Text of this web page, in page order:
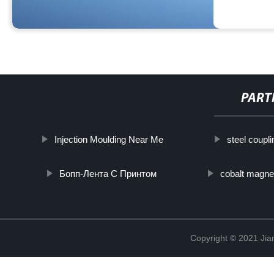
Injection Moulding Near Me steel
Бопп-Лента С Принтом cobalt
Copyright © 2021